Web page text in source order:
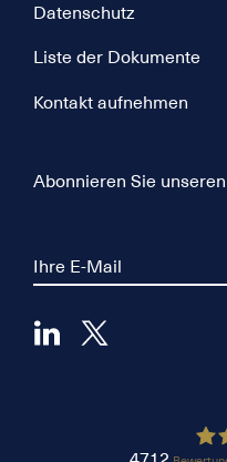
Datenschutz
Liste der Dokumente
Kontakt aufnehmen
Abonnieren Sie